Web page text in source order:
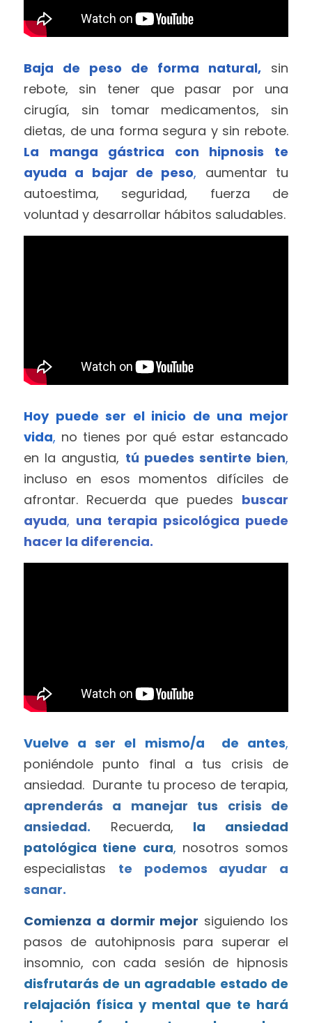
Baja de peso de forma natural, sin
rebote, sin tener que pasar por una
cirugía, sin tomar medicamentos, sin
La manga gástrica con hipnosis te
ayuda a bajar de peso, aumentar tu
autoestima, seguridad, fuerza de
Hoy puede ser el inicio de una mejor
vida, no tienes por qué estar estancado
en la angustia, tú puedes sentirte bien,
incluso en esos momentos difíciles de
afrontar. Recuerda que puedes buscar
ayuda, una terapia psicológica puede
hacer la diferencia.
Vuelve a ser el mismo/a  de antes,
poniéndole punto final a tus crisis de
aprenderás a manejar tus crisis de
ansiedad. Recuerda, la ansiedad
patológica tiene cura, nosotros somos
especialistas te podemos ayudar a
sanar.
Comienza a dormir mejor siguiendo los
pasos de autohipnosis para superar el
disfrutarás de un agradable estado de
relajación física y mental que te hará